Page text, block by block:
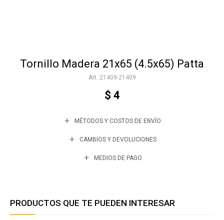
Tornillo Madera 21x65 (4.5x65) Patta
21409-21409
$ 4
MÉTODOS Y COSTOS DE ENVÍO
CAMBIOS Y DEVOLUCIONES
MEDIOS DE PAGO
PRODUCTOS QUE TE PUEDEN INTERESAR
Varios